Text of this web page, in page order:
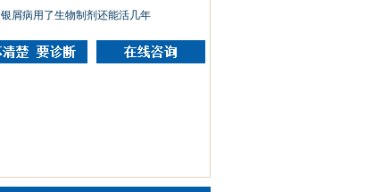
银屑病用了生物制剂还能活几年